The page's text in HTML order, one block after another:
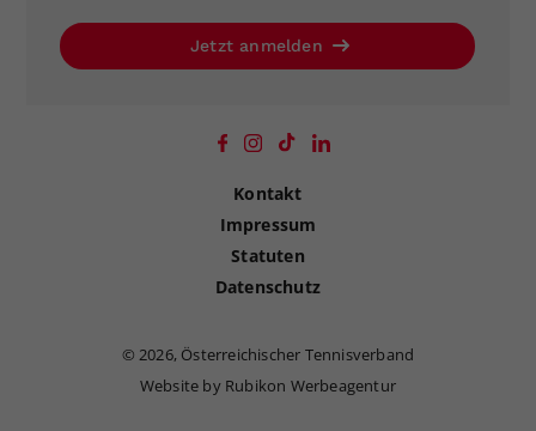
Jetzt anmelden
Kontakt
Impressum
Statuten
Datenschutz
©2026, Österreichischer Tennisverband
Website by Rubikon Werbeagentur